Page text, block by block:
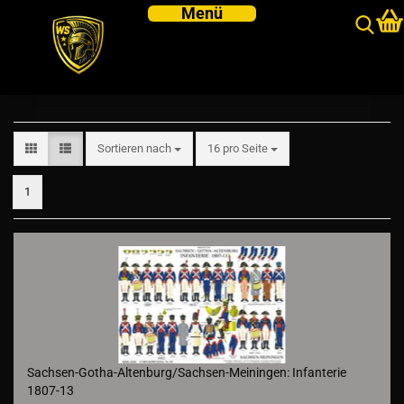
Sachsen-Gotha-Altenburg/Sachsen-
Meiningen
Sortieren nach
Sortieren nach 16 pro Seite
pro Seite
1
Sachsen-Gotha-Altenburg/Sachsen-Meiningen: Infanterie
1807-13